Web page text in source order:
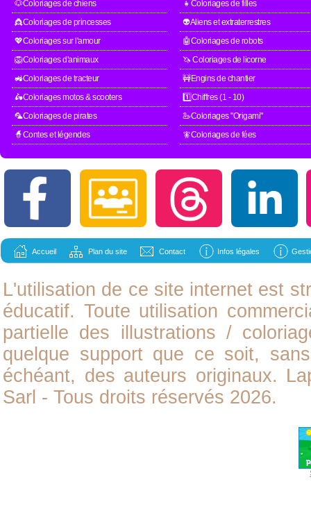
🐶Coloriages de chiens
👧Coloriages de filles
👸Coloriages de princesses
👽Aliens et extraterrestres
💖Coloriages sur l'amour
🤖Coloriages de robots
🦁Coloriages d'animaux
🦄 Coloriages de licorne
🚜Coloriages de tracteur
🚧Engins de chantier
🛵Coloriages motos & scooters
1️⃣Chiffres (1 - 10)
🦜Coloriages de pirates
🦢Coloriages "Origami"
🧙Contes et légendes
🧚Coloriages de fées
Accueil Plan du site Contact Infos légales
L'utilisation de ce site internet est
éducatif. Toute utilisation
partielle des illustrations /
quelque support que ce soit,
échéant, des auteurs originaux.
Sarl - Tous droits réservés 2026.